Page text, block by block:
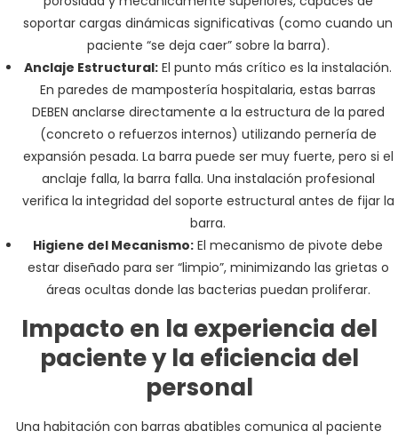
soportar cargas dinámicas significativas (como cuando un
paciente “se deja caer” sobre la barra).
Anclaje Estructural: El punto más crítico es la instalación.
En paredes de mampostería hospitalaria, estas barras
DEBEN anclarse directamente a la estructura de la pared
(concreto o refuerzos internos) utilizando pernería de
expansión pesada. La barra puede ser muy fuerte, pero si el
anclaje falla, la barra falla. Una instalación profesional
verifica la integridad del soporte estructural antes de fijar la
barra.
Higiene del Mecanismo: El mecanismo de pivote debe
estar diseñado para ser “limpio”, minimizando las grietas o
áreas ocultas donde las bacterias puedan proliferar.
Impacto en la experiencia del
paciente y la eficiencia del
personal
Una habitación con barras abatibles comunica al paciente